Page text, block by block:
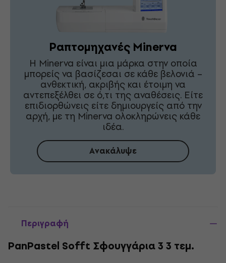
Ραπτομηχανές Minerva
Η Minerva είναι μια μάρκα στην οποία
μπορείς να βασίζεσαι σε κάθε βελονιά –
ανθεκτική, ακριβής και έτοιμη να
αντεπεξέλθει σε ό,τι της αναθέσεις. Είτε
επιδιορθώνεις είτε δημιουργείς από την
αρχή, με τη Minerva ολοκληρώνεις κάθε
ιδέα.
Ανακάλυψε
Περιγραφή
PanPastel Sofft Σφουγγάρια 3 3 τεμ.